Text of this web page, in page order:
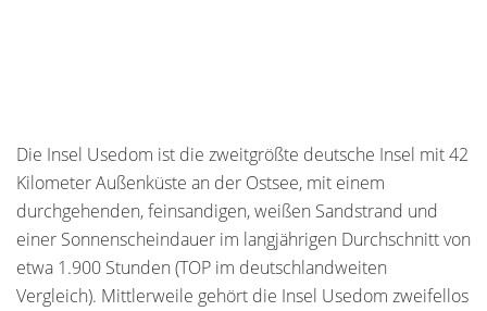
Die Insel Usedom ist die zweitgrößte deutsche Insel mit 42
Kilometer Außenküste an der Ostsee, mit einem
durchgehenden, feinsandigen, weißen Sandstrand und
einer Sonnenscheindauer im langjährigen Durchschnitt von
etwa 1.900 Stunden (TOP im deutschlandweiten
Vergleich). Mittlerweile gehört die Insel Usedom zweifellos